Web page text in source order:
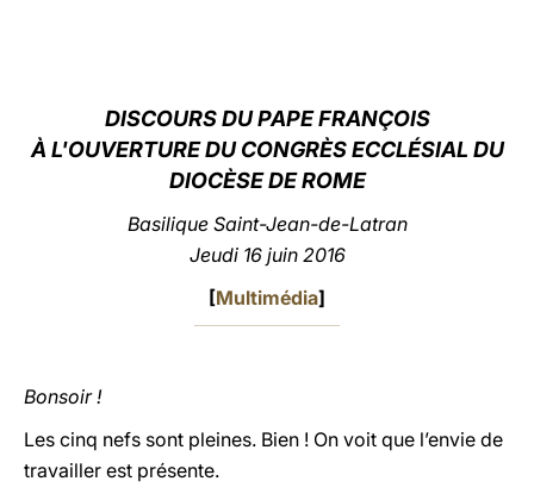
中文
DISCOURSDU PAPE FRANÇOIS
À L'OUVERTURE DU CONGRÈS ECCLÉSIAL DU
DIOCÈSE DE ROME
Basilique Saint-Jean-de-Latran
Jeudi 16 juin 2016
[Multimédia]
Bonsoir !
Les cinq nefs sont pleines. Bien ! On voit que l’envie de
travailler est présente.